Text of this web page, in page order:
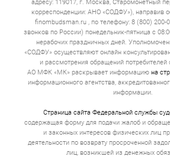
Сумма может достигать 30
до 5 лет. Гарантией выступает
Ставка по займу адекватная,
кредитор снижает свои риски
гарантии. Проценты
банковскими, а иногда и ниже.
Как взять займ
Ижевске?
Выбор продукта.
деньги под самый низкий
неправильно. Это имеет
Первична цель. Если вам
недели до зарплаты, то вам не
адресу: 119017, г. Москва, Старомонетный
корреспонденции: АНО «СОДФУ»), направив
finombudsman.ru , по телефону: 8 (800) 200-
звонков по России) понедельник-пятница с
нерабочих праздничных дней.
«СОДФУ» осуществляют онлайн
и рассмотрения обращений потребителей
АО МФК «МК» раскрывает информацию на
информационного агентства,
информации.
Страница сайта Федеральной службы
содержащая форму для подачи жалоб и
и законных интересов физических лиц
деятельности по возврату просроченной
лиц, возникшей из денежных